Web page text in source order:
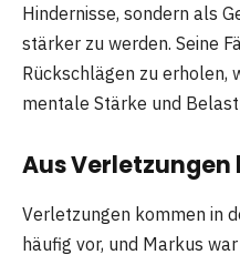
Hindernisse, sondern als
stärker zu werden. Seine
Rückschlägen zu erholen,
mentale Stärke und
Aus Verletzungen
Verletzungen kommen in
häufig vor, und Markus